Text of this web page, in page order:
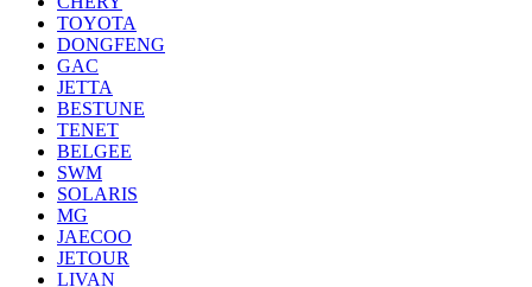
TOYOTA
DONGFENG
GAC
JETTA
BESTUNE
TENET
BELGEE
SWM
SOLARIS
MG
JAECOO
JETOUR
LIVAN